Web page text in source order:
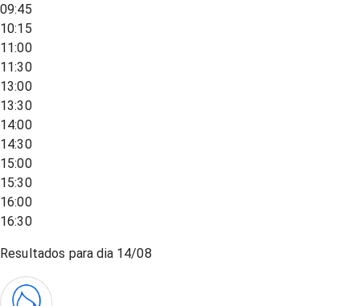
09:45
10:15
11:00
11:30
13:00
13:30
14:00
14:30
15:00
15:30
16:00
16:30
Resultados para dia 14/08